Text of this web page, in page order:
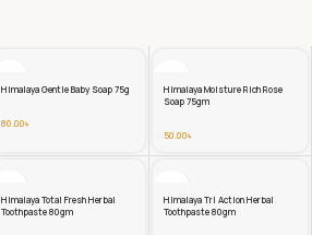
Himalaya Gentle Baby Soap 75g
80.00৳
Himalaya Moisture Rich Rose
Soap 75gm
50.00৳
Himalaya Total Fresh Herbal
Toothpaste 80gm
Himalaya Tri Action Herbal
Toothpaste 80gm